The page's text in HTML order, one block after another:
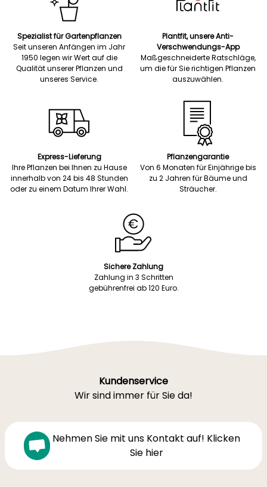
Spezialist für Gartenpflanzen
Seit unseren Anfängen im Jahr
1950 legen wir Wert auf die
Qualität unserer Pflanzen und
unseres Service.
Plantfit, unsere Anti-
Verschwendungs-App
Maßgeschneiderte Ratschläge,
um die für Sie richtigen Pflanzen
auszuwählen.
Express-Lieferung
Ihre Pflanzen bei Ihnen zu Hause
innerhalb von 24 bis 48 Stunden
oder zu einem Datum Ihrer Wahl.
Pflanzengarantie
Von 6 Monaten für Einjährige bis
zu 2 Jahren für Bäume und
Sträucher.
Sichere Zahlung
Zahlung in 3 Schritten
gebührenfrei ab 120 Euro.
Kundenservice
Wir sind immer für Sie da!
Nehmen Sie mit uns Kontakt auf! Klicken
Sie hier